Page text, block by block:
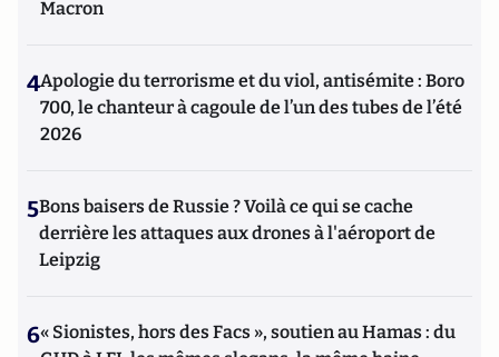
Macron
4Apologie du terrorisme et du viol, antisémite : Boro
700, le chanteur à cagoule de l’un des tubes de l’été
2026
5Bons baisers de Russie ? Voilà ce qui se cache
derrière les attaques aux drones à l'aéroport de
Leipzig
6« Sionistes, hors des Facs », soutien au Hamas : du